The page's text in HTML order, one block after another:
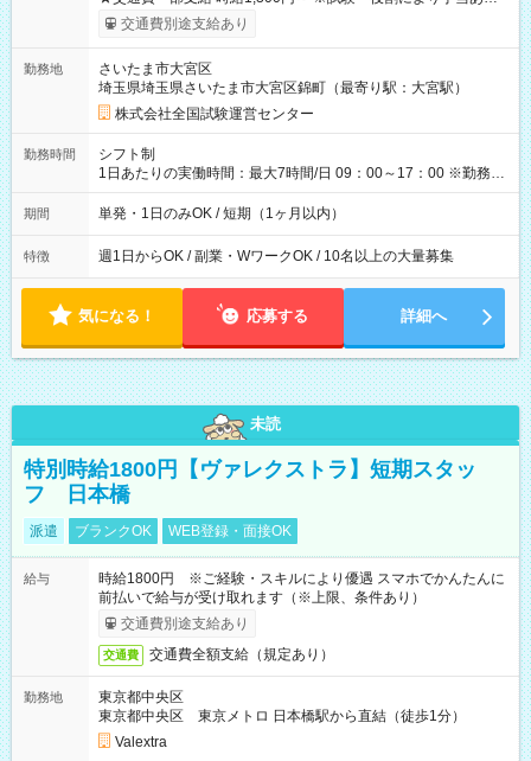
※勤務回数により昇給あり 【即給（前払い）オプションあ
り！】 希望される場合、勤務から1週間ほどで給与の一部を受け
例】 ・河合塾模擬試験 8:30～17:30（休憩1時間） 時給1,300円
×8時間＝日収10,400円＋交通費 ※当日の役割により時給＋100
円の場合あり ・国家試験 7:00～13:30（休憩なし） 時給1,300
円（役割手当＋100円）×6時間＝日収8,400円＋交通費 【試用期
間】試用期間なし
交通費別途支給あり
勤務地
さいたま市大宮区
埼玉県埼玉県さいたま市大宮区錦町（最寄り駅：大宮駅）
株式会社全国試験運営センター
勤務時間
シフト制
1日あたりの実働時間：最大7時間/日 09：00～17：00 ※勤務時
間は 試験により異なります。
期間 単発・1日のみOK / 短期（1ヶ月以内）
特徴 週1日からOK / 副業・WワークOK / 10名以上の大量募集
気になる！ 応募する 詳細へ
未読
特別時給1800円【ヴァレクストラ】短期スタッ
フ 日本橋
派遣 ブランクOK WEB登録・面接OK
給与
時給1800円 ※ご経験・スキルにより優遇 スマホでかんたんに
前払いで給与が受け取れます（※上限、条件あり）
交通費別途支給あり
交通費 交通費全額支給（規定あり）
勤務地
東京都中央区
東京都中央区 東京メトロ 日本橋駅から直結（徒歩1分）
Valextra